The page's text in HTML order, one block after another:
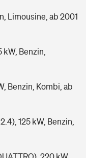
Limousine, ab 2001
kW, Benzin,
Benzin, Kombi, ab
125 kW, Benzin,